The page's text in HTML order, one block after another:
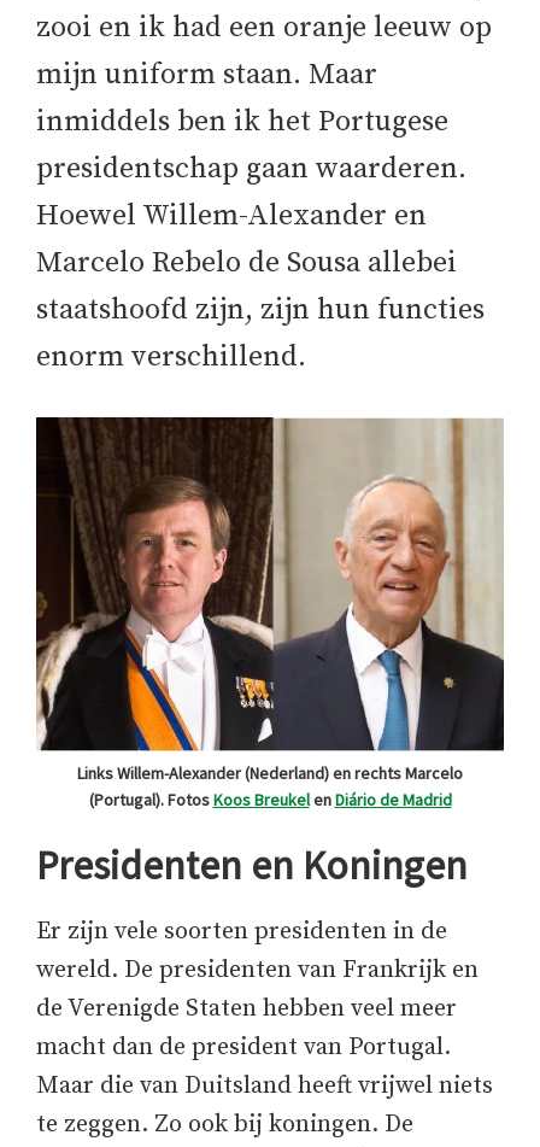
zooi en ik had een oranje leeuw op
mijn uniform staan. Maar
inmiddels ben ik het Portugese
presidentschap gaan waarderen.
Hoewel Willem-Alexander en
Marcelo Rebelo de Sousa allebei
staatshoofd zijn, zijn hun functies
enorm verschillend.
Links Willem-Alexander (Nederland) en rechts Marcelo
(Portugal). FotosKoos BreukelenDiário de Madrid
Presidenten en Koningen
Er zijn vele soorten presidenten in de
wereld. De presidenten van Frankrijk en
de Verenigde Staten hebben veel meer
macht dan de president van Portugal.
Maar die van Duitsland heeft vrijwel niets
te zeggen. Zo ook bij koningen. De